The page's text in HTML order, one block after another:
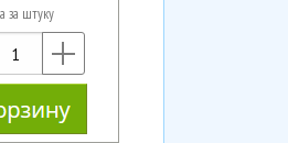
за штуку
—